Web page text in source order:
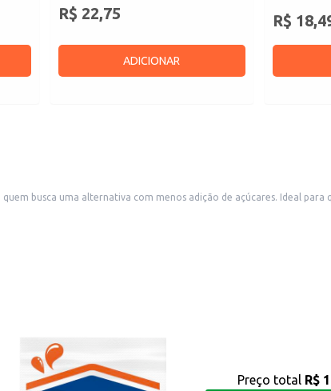
R$ 22,75
ADICIONAR
R$
busca uma alternativa com menos adição de açúcares. Ideal
Preço total R$